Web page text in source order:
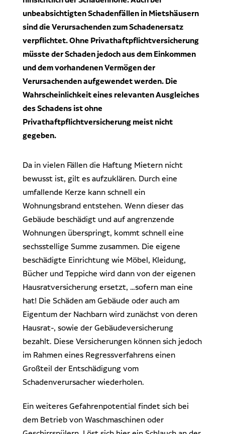
Ansprechpartner
Experten finden
Regionale Experten
Kontakt aufnehmen
Pressekontakt
Redaktionelle Anfragen
Dr. Klein Wowi Business Lunch
Investitionsrechnung trifft Unternehmensplanung
WOWIPORT: Einfach zu lernen, einfach zu bedienen
Alle Veranstaltungen anzeigen
unbeabsichtigten Schadenfällen in Mietshäusern
sind die Verursachenden zum Schadenersatz
verpflichtet. Ohne Privathaftpflichtversicherung
müsste der Schaden jedoch aus dem Einkommen
und dem vorhandenen Vermögen der
Verursachenden aufgewendet werden. Die
Wahrscheinlichkeit eines relevanten Ausgleiches
des Schadens ist ohne
Privathaftpflichtversicherung meist nicht
gegeben.
Da in vielen Fällen die Haftung Mietern nicht
bewusst ist, gilt es aufzuklären. Durch eine
umfallende Kerze kann schnell ein
Wohnungsbrand entstehen. Wenn dieser das
Gebäude beschädigt und auf angrenzende
Wohnungen überspringt, kommt schnell eine
sechsstellige Summe zusammen. Die eigene
beschädigte Einrichtung wie Möbel, Kleidung,
Bücher und Teppiche wird dann von der eigenen
Hausratversicherung ersetzt, …sofern man eine
hat! Die Schäden am Gebäude oder auch am
Eigentum der Nachbarn wird zunächst von deren
Hausrat-, sowie der Gebäudeversicherung
bezahlt. Diese Versicherungen können sich jedoch
im Rahmen eines Regressverfahrens einen
Großteil der Entschädigung vom
Schadenverursacher wiederholen.
Ein weiteres Gefahrenpotential findet sich bei
dem Betrieb von Waschmaschinen oder